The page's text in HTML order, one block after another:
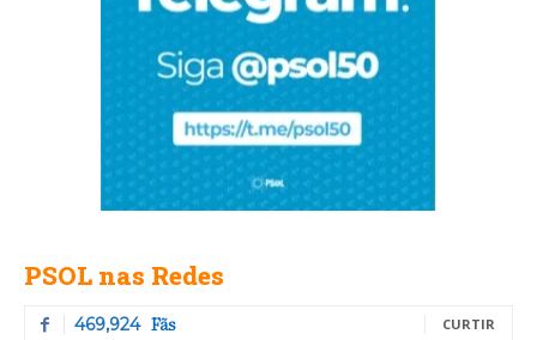
PSOL nas Redes
469,924 Fãs CURTIR